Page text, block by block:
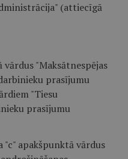
(attiecīgā
"Maksātnespējas
prasījumu
"Tiesu
prasījumu
apakšpunktā vārdus